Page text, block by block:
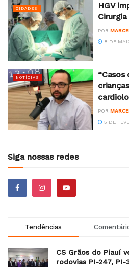
CIDADES
HGV
POR
8 DE
NOTÍCIAS
POR
5 DE
Siga nossas redes
Tendências
CS Grãos do Piauí
rodovias PI-247, PI-